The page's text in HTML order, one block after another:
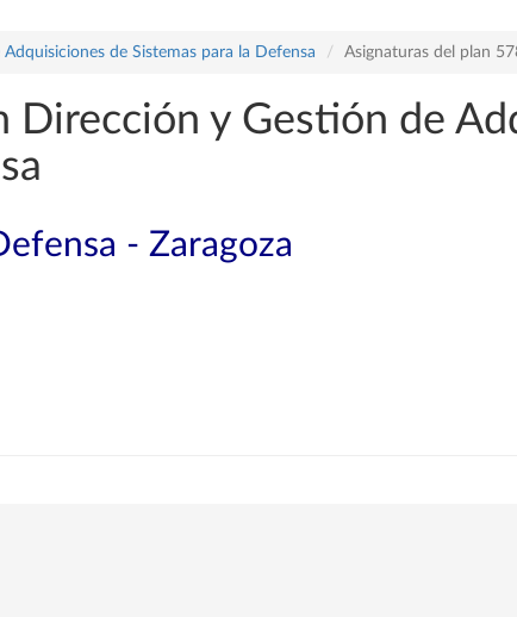
de Sistemas para la Defensa Asignaturas del plan
Dirección y Gestión de
- Zaragoza